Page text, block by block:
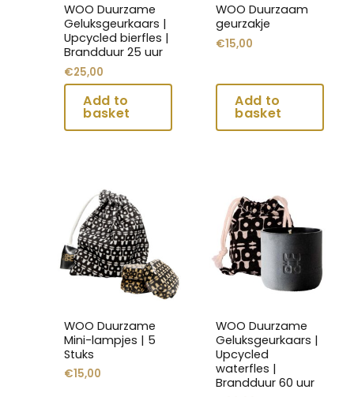
WOO Duurzame
Geluksgeurkaars |
Upcycled bierfles |
Brandduur 25 uur
€25,00
gekozen
worden
op
de
productpagina
WOO Duurzaam
geurzakje
€15,00
gekozen
worden
productpagina
WOO Duurzame
Mini-lampjes | 5
Stuks
€15,00
product
heeft
meerdere
variaties.
Deze
gekozen
worden
op
WOO Duurzame
Geluksgeurkaars |
Upcycled
waterfles |
Brandduur 60 uur
product
heeft
meerdere
variaties.
Deze
gekozen
worden
op
de